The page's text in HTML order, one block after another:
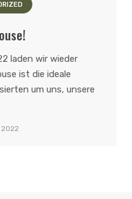
laden wir wieder
ist die ideale
um uns, unsere
2022